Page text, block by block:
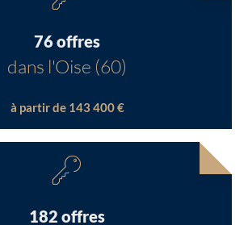
76 offres
dans l'Oise (60)
à partir de 143 400 €
182 offres